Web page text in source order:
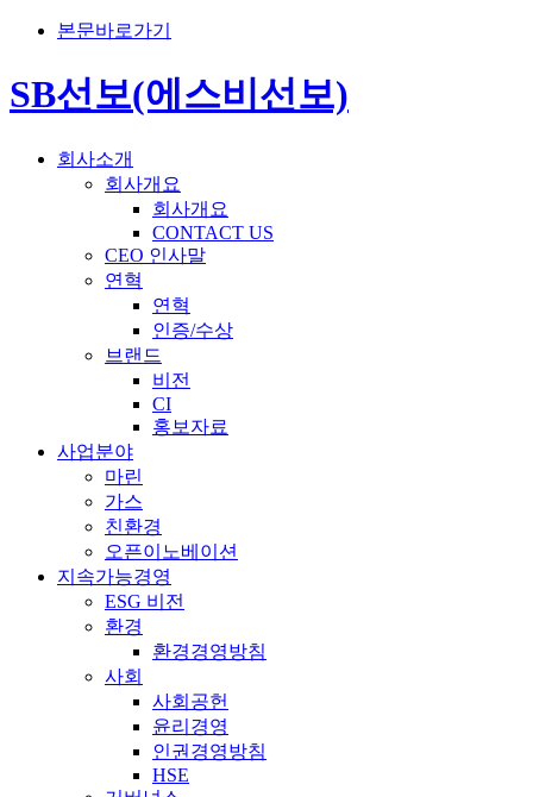
본문바로가기
SB선보(에스비선보)
회사소개
회사개요
회사개요
CONTACT US
CEO 인사말
연혁
연혁
인증/수상
브랜드
비전
CI
홍보자료
사업분야
마린
가스
친환경
오픈이노베이션
지속가능경영
ESG 비전
환경
환경경영방침
사회
사회공헌
윤리경영
인권경영방침
HSE